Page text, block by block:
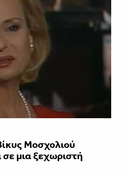
Μοσχολιού
μια ξεχωριστή